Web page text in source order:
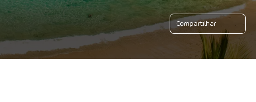
Compartilhar